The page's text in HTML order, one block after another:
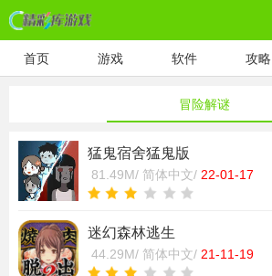
首页 游戏 软件 攻略
冒险解谜
猛鬼宿舍猛鬼版
81.49M/ 简体中文/ 22-01-17
迷幻森林逃生
44.29M/ 简体中文/ 21-11-19